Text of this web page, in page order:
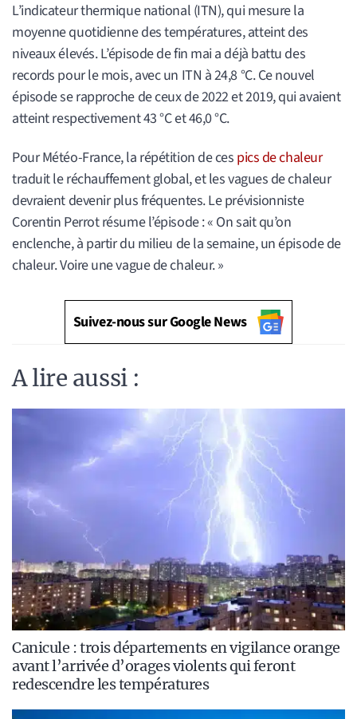
L’indicateur thermique national (ITN), qui mesure la
moyenne quotidienne des températures, atteint des
niveaux élevés. L’épisode de fin mai a déjà battu des
records pour le mois, avec un ITN à 24,8 °C. Ce nouvel
épisode se rapproche de ceux de 2022 et 2019, qui avaient
atteint respectivement 43 °C et 46,0 °C.
Pour Météo-France, la répétition de ces pics de chaleur
traduit le réchauffement global, et les vagues de chaleur
devraient devenir plus fréquentes. Le prévisionniste
Corentin Perrot résume l’épisode : « On sait qu’on
enclenche, à partir du milieu de la semaine, un épisode de
chaleur. Voire une vague de chaleur. »
Suivez-nous sur Google News
A lire aussi :
Canicule : trois départements en vigilance orange
avant l’arrivée d’orages violents qui feront
redescendre les températures